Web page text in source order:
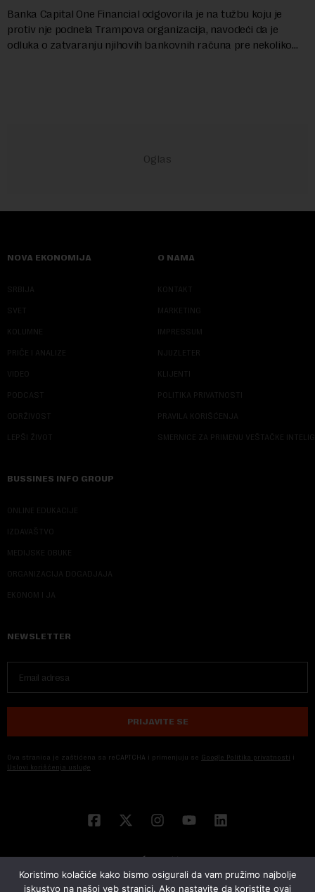
Banka Capital One Financial odgovorila je na tužbu koju je
protiv nje podnela Trampova organizacija, navodeći da je
odluka o zatvaranju njihovih bankovnih računa pre nekoliko
NOVA EKONOMIJA
SRBIJA
SVET
KOLUMNE
PRIČE I ANALIZE
VIDEO
PODCAST
ODRŽIVOST
LEPŠI ŽIVOT
O NAMA
KONTAKT
MARKETING
IMPRESSUM
NJUZLETER
KLIJENTI
POLITIKA PRIVATNOSTI
PRAVILA KORIŠĆENJA
SMERNICE ZA PRIMENU VEŠTAČKE
BUSSINES INFO GROUP
ONLINE EDUKACIJE
IZDAVAŠTVO
MEDIJSKE OBUKE
ORGANIZACIJA DOGADJAJA
EKONOM I JA
NEWSLETTER
PRIJAVITE SE
Ova stranica je zaštićena sa reCAPTCHA i primenjuju se Google Politika privatnosti i
Uslovi korišćenja usluge
Koristimo kolačiće kako bismo osigurali da vam pružimo najbolje
iskustvo na našoj veb stranici. Ako nastavite da koristite ovaj